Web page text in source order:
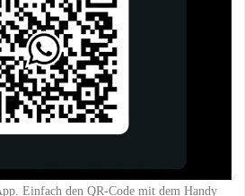
Einfach den QR-Code mit dem Handy